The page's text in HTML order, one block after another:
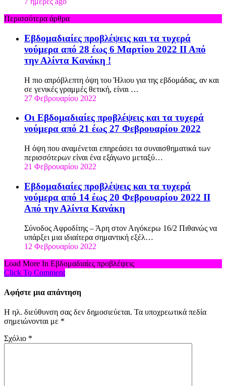
Περισσότερα άρθρα
Εβδομαδιαίες προβλέψεις και τα τυχερά
νούμερα από 28 έως 6 Μαρτίου 2022 ΙΙ Από
την Αλίντα Κανάκη !
Η πιο απρόβλεπτη όψη του Ήλιου για της εβδομάδας, αν και
σε γενικές γραμμές θετική, είναι …
27 Φεβρουαρίου 2022
Οι Εβδομαδιαίες προβλέψεις και τα τυχερά
νούμερα από 21 έως 27 Φεβρουαρίου 2022
Η όψη που αναμένεται επηρεάσει τα συναισθηματικά των
περισσότερων είναι ένα εξάγωνο μεταξύ…
21 Φεβρουαρίου 2022
Εβδομαδιαίες προβλέψεις και τα τυχερά
νούμερα από 14 έως 20 Φεβρουαρίου 2022 ΙΙ
Από την Αλίντα Κανάκη
Σύνοδος Αφροδίτης – Άρη στον Αιγόκερω 16/2 Πιθανώς να
υπάρξει μια ιδιαίτερα σημαντική εξέλ…
12 Φεβρουαρίου 2022
Load More In Εβδομαδιαίες προβλέψεις
Click To Comment
Αφήστε μια απάντηση
Η ηλ. διεύθυνση σας δεν δημοσιεύεται. Τα υποχρεωτικά πεδία
σημειώνονται με *
Σχόλιο *